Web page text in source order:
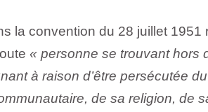
la convention du 28 juillet 1951
« personne se trouvant hors
à raison d’être persécutée
de sa religion, de